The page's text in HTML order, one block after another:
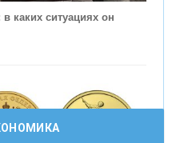
каких ситуациях он